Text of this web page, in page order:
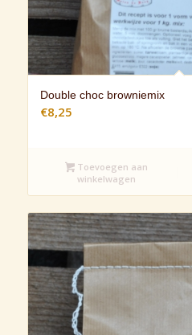
Double choc browniemix
€8,25
Toevoegen aan
winkelwagen